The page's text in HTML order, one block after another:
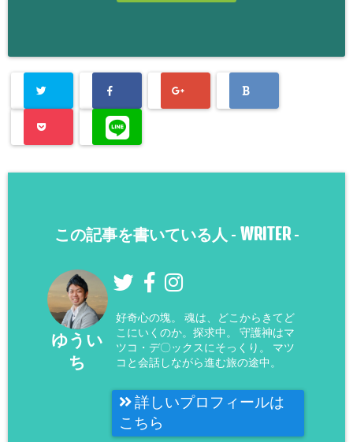
この記事を書いている人 - WRITER-
ゆうい
ち
好奇心の塊。 魂は、どこからきてど
こにいくのか。探求中。 守護神はマ
ツコ・デ〇ックスにそっくり。 マツ
コと会話しながら進む旅の途中。
詳しいプロフィールは
こちら